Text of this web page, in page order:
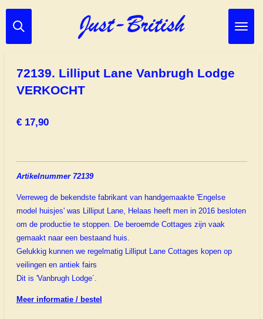
Ga
direct
72139. Lilliput Lane Vanbrugh Lodge
VERKOCHT
€ 17,90
Artikelnummer 72139
Verreweg de bekendste fabrikant van handgemaakte 'Engelse
model huisjes' was Lilliput Lane, Helaas heeft men in 2016 besloten
om de productie te stoppen. De beroemde Cottages zijn vaak
gemaakt naar een bestaand huis.
Gelukkig kunnen we regelmatig Lilliput Lane Cottages kopen op
veilingen en antiek fairs
Dit is 'Vanbrugh Lodge´.
Meer informatie / bestel